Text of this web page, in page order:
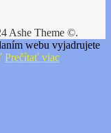
Ashe Theme ©.
webu vyjadrujete
Prečítať viac